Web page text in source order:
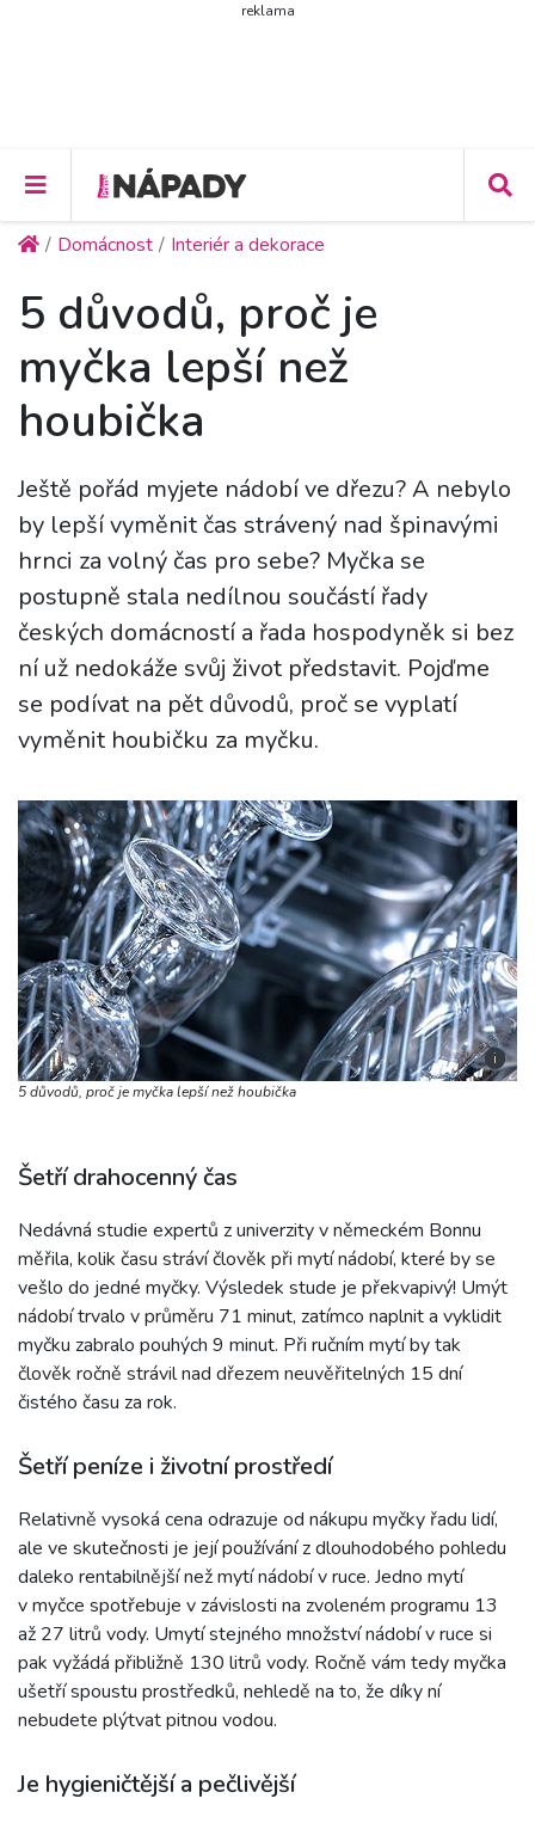
reklama
Domácnost Interiér a dekorace
5 důvodů, proč je
myčka lepší než
houbička
Ještě pořád myjete nádobí ve dřezu? A nebylo
by lepší vyměnit čas strávený nad špinavými
hrnci za volný čas pro sebe? Myčka se
postupně stala nedílnou součástí řady
českých domácností a řada hospodyněk si bez
ní už nedokáže svůj život představit. Pojďme
se podívat na pět důvodů, proč se vyplatí
vyměnit houbičku za myčku.
i
5 důvodů, proč je myčka lepší než houbička
Šetří drahocenný čas
Nedávná studie expertů z univerzity v německém Bonnu
měřila, kolik času stráví člověk při mytí nádobí, které by se
vešlo do jedné myčky. Výsledek stude je překvapivý! Umýt
nádobí trvalo v průměru 71 minut, zatímco naplnit a vyklidit
myčku zabralo pouhých 9 minut. Při ručním mytí by tak
člověk ročně strávil nad dřezem neuvěřitelných 15 dní
čistého času za rok.
Šetří peníze i životní prostředí
Relativně vysoká cena odrazuje od nákupu myčky řadu lidí,
ale ve skutečnosti je její používání z dlouhodobého pohledu
daleko rentabilnější než mytí nádobí v ruce. Jedno mytí
v myčce spotřebuje v závislosti na zvoleném programu 13
až 27 litrů vody. Umytí stejného množství nádobí v ruce si
pak vyžádá přibližně 130 litrů vody. Ročně vám tedy myčka
ušetří spoustu prostředků, nehledě na to, že díky ní
nebudete plýtvat pitnou vodou.
Je hygieničtější a pečlivější